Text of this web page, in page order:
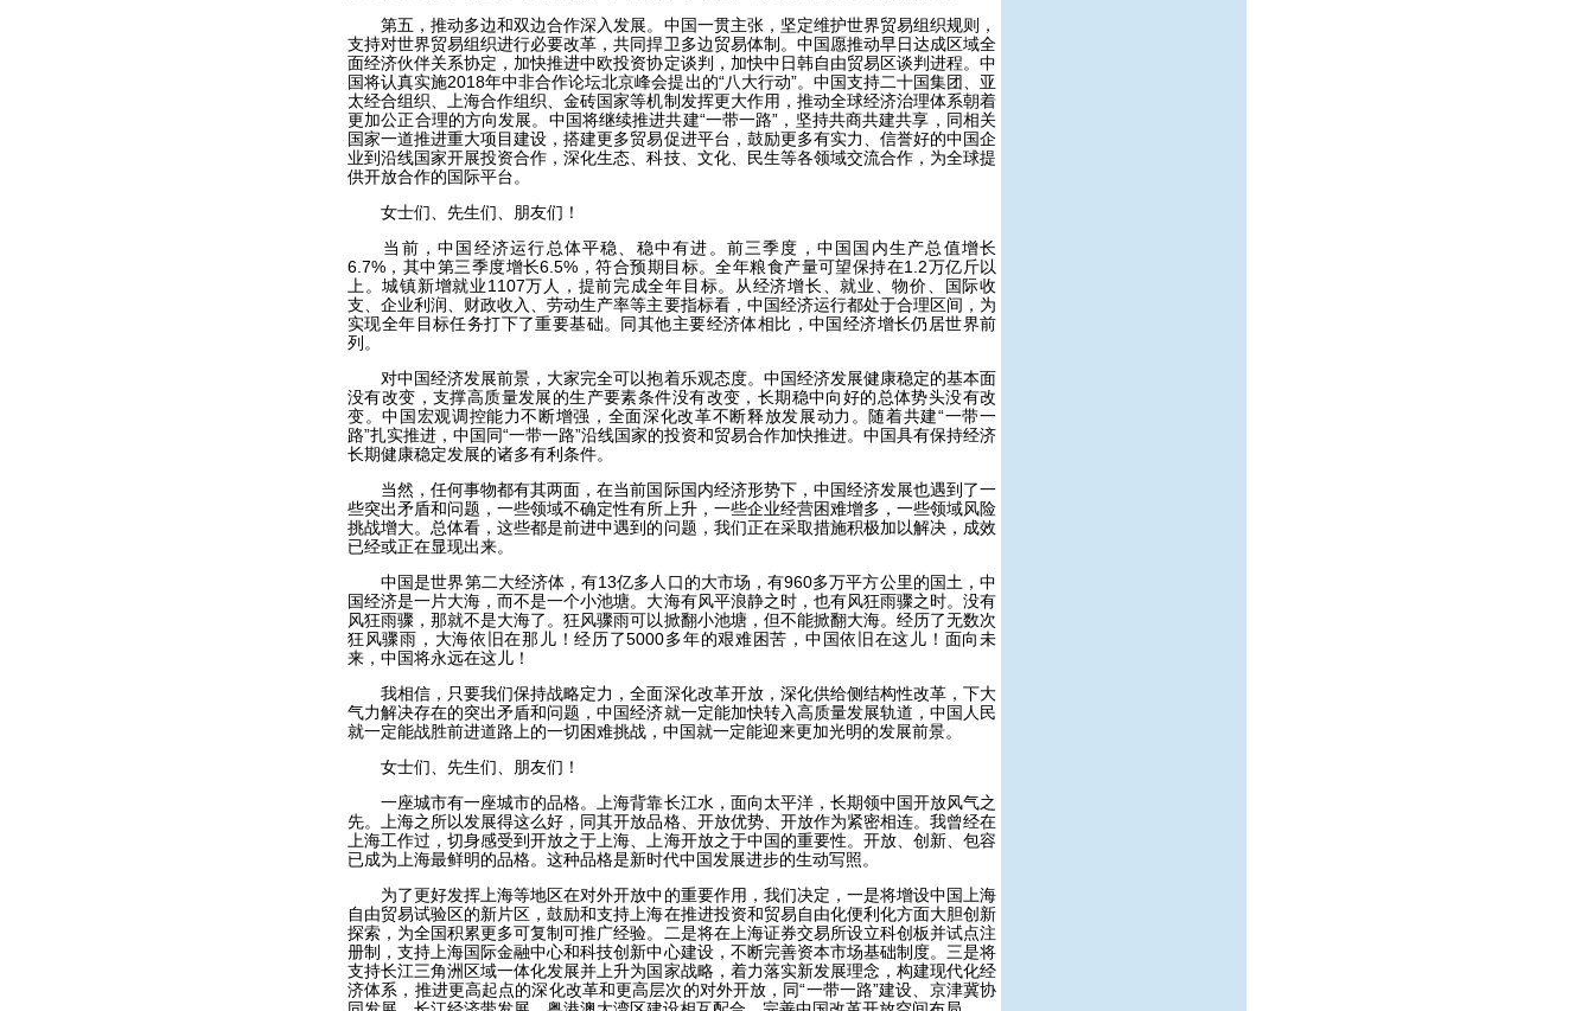
第五，推动多边和双边合作深入发展。中国一贯主张，坚定维护世界贸易组织规则，
支持对世界贸易组织进行必要改革，共同捍卫多边贸易体制。中国愿推动早日达成区域全
面经济伙伴关系协定，加快推进中欧投资协定谈判，加快中日韩自由贸易区谈判进程。中
国将认真实施2018年中非合作论坛北京峰会提出的“八大行动”。中国支持二十国集团、亚
太经合组织、上海合作组织、金砖国家等机制发挥更大作用，推动全球经济治理体系朝着
更加公正合理的方向发展。中国将继续推进共建“一带一路”，坚持共商共建共享，同相关
国家一道推进重大项目建设，搭建更多贸易促进平台，鼓励更多有实力、信誉好的中国企
业到沿线国家开展投资合作，深化生态、科技、文化、民生等各领域交流合作，为全球提
供开放合作的国际平台。
女士们、先生们、朋友们！
当前，中国经济运行总体平稳、稳中有进。前三季度，中国国内生产总值增长
6.7%，其中第三季度增长6.5%，符合预期目标。全年粮食产量可望保持在1.2万亿斤以
上。城镇新增就业1107万人，提前完成全年目标。从经济增长、就业、物价、国际收
支、企业利润、财政收入、劳动生产率等主要指标看，中国经济运行都处于合理区间，为
实现全年目标任务打下了重要基础。同其他主要经济体相比，中国经济增长仍居世界前
列。
对中国经济发展前景，大家完全可以抱着乐观态度。中国经济发展健康稳定的基本面
没有改变，支撑高质量发展的生产要素条件没有改变，长期稳中向好的总体势头没有改
变。中国宏观调控能力不断增强，全面深化改革不断释放发展动力。随着共建“一带一
路”扎实推进，中国同“一带一路”沿线国家的投资和贸易合作加快推进。中国具有保持经济
长期健康稳定发展的诸多有利条件。
当然，任何事物都有其两面，在当前国际国内经济形势下，中国经济发展也遇到了一
些突出矛盾和问题，一些领域不确定性有所上升，一些企业经营困难增多，一些领域风险
挑战增大。总体看，这些都是前进中遇到的问题，我们正在采取措施积极加以解决，成效
已经或正在显现出来。
中国是世界第二大经济体，有13亿多人口的大市场，有960多万平方公里的国土，中
国经济是一片大海，而不是一个小池塘。大海有风平浪静之时，也有风狂雨骤之时。没有
风狂雨骤，那就不是大海了。狂风骤雨可以掀翻小池塘，但不能掀翻大海。经历了无数次
狂风骤雨，大海依旧在那儿！经历了5000多年的艰难困苦，中国依旧在这儿！面向未
来，中国将永远在这儿！
我相信，只要我们保持战略定力，全面深化改革开放，深化供给侧结构性改革，下大
气力解决存在的突出矛盾和问题，中国经济就一定能加快转入高质量发展轨道，中国人民
就一定能战胜前进道路上的一切困难挑战，中国就一定能迎来更加光明的发展前景。
女士们、先生们、朋友们！
一座城市有一座城市的品格。上海背靠长江水，面向太平洋，长期领中国开放风气之
先。上海之所以发展得这么好，同其开放品格、开放优势、开放作为紧密相连。我曾经在
上海工作过，切身感受到开放之于上海、上海开放之于中国的重要性。开放、创新、包容
已成为上海最鲜明的品格。这种品格是新时代中国发展进步的生动写照。
为了更好发挥上海等地区在对外开放中的重要作用，我们决定，一是将增设中国上海
自由贸易试验区的新片区，鼓励和支持上海在推进投资和贸易自由化便利化方面大胆创新
探索，为全国积累更多可复制可推广经验。二是将在上海证券交易所设立科创板并试点注
册制，支持上海国际金融中心和科技创新中心建设，不断完善资本市场基础制度。三是将
支持长江三角洲区域一体化发展并上升为国家战略，着力落实新发展理念，构建现代化经
济体系，推进更高起点的深化改革和更高层次的对外开放，同“一带一路”建设、京津冀协